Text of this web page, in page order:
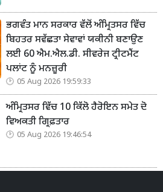
ਭਗਵੰਤ ਮਾਨ ਸਰਕਾਰ ਵੱਲੋਂ ਅੰਮ੍ਰਿਤਸਰ ਵਿੱਚ
ਬਿਹਤਰ ਸਵੱਛਤਾ ਸੇਵਾਵਾਂ ਯਕੀਨੀ ਬਣਾਉਣ
ਲਈ 60 ਐਮ.ਐਲ.ਡੀ. ਸੀਵਰੇਜ ਟ੍ਰੀਟਮੈਂਟ
ਪਲਾਂਟ ਨੂੰ ਮਨਜ਼ੂਰੀ
05 Aug 2026 19:59:33
ਅੰਮ੍ਰਿਤਸਰ ਵਿੱਚ 10 ਕਿੱਲੋ ਹੈਰੋਇਨ ਸਮੇਤ ਦੋ
ਵਿਅਕਤੀ ਗ੍ਰਿਫ਼ਤਾਰ
05 Aug 2026 19:46:54